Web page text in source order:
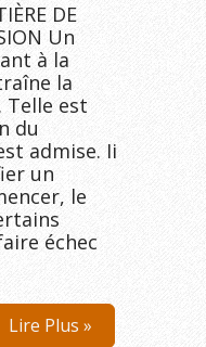
DE
Un
à la
la
est
du
admise. Ii
un
le
échec
Lire Plus »